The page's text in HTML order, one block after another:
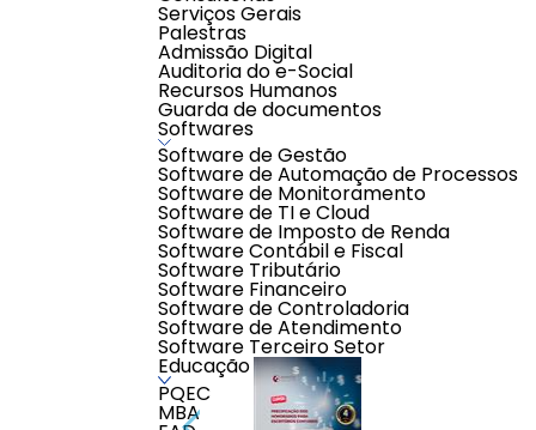
Serviços Gerais
Palestras
Admissão Digital
Auditoria do e-Social
Recursos Humanos
Guarda de documentos
Softwares
Software de Gestão
Software de Automação de Processos
Software de Monitoramento
Software de TI e Cloud
Software de Imposto de Renda
Software Contábil e Fiscal
Software Tributário
Software Financeiro
Software de Controladoria
Software de Atendimento
Software Terceiro Setor
Educação
PQEC
MBA